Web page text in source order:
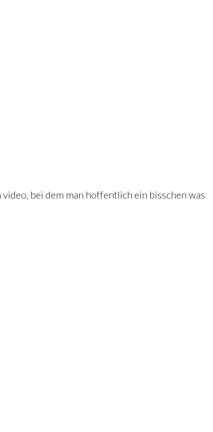
bei dem man hoffentlich ein bisschen was